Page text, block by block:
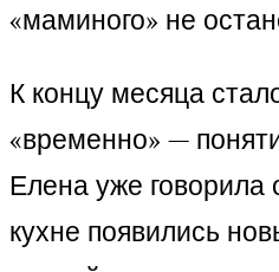
«маминого» не
К концу месяца
«временно» —
Елена уже
кухне появились